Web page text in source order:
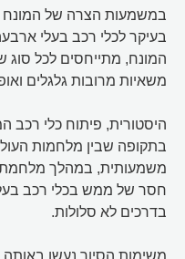
במשמעות הצרה של
בעיקר לכלי רכב בעלי
המונח, מתייחסים לכל סוג
משאיות מרובות גלגלים
היסטורית, פיתוח כלי רכב
בתקופה שבין מלחמות
משמעותית, במהלך
חסר של ממש בכלי רכב
בדרכים לא סלולות.
משימות הסיור נעשו באותה